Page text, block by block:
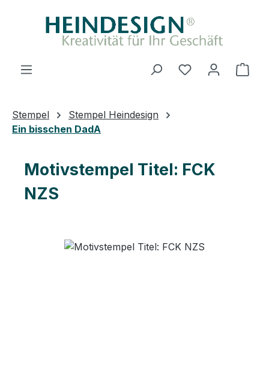
Zum Hauptinhalt springen
Du hast 0
Stempel
Stempel Heindesign
Ein bisschen DadA
Motivstempel Titel: FCK
NZS